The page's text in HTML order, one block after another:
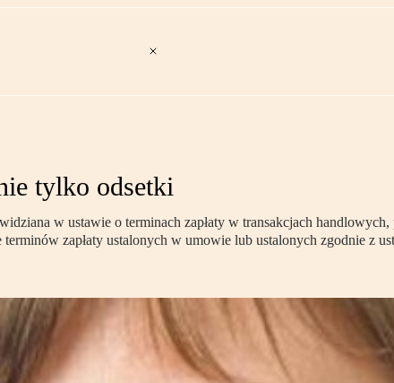
tylko odsetki
w ustawie o terminach zapłaty w transakcjach
zapłaty ustalonych w umowie lub ustalonych zgodnie z